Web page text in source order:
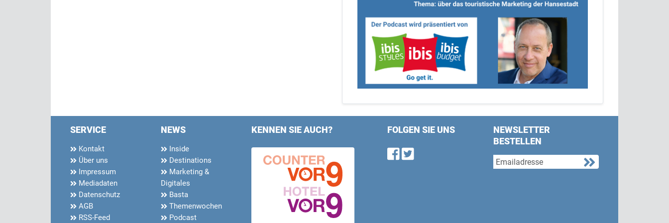
SERVICE
Kontakt
Über uns
Impressum
Mediadaten
Datenschutz
AGB
RSS-Feed
NEWS
Inside
Destinations
Marketing &
Digitales
Basta
Themenwochen
Podcast
KENNEN SIE AUCH? FOLGEN SIE UNS
Find us on Facebook
Follow us on Twitter
NEWSLETTER
BESTELLEN